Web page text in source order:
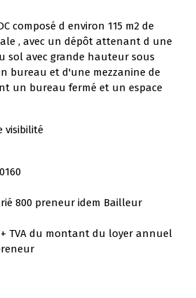
composé d environ 115 m2 de
, avec un dépôt attenant d une
sol avec grande hauteur sous
bureau et d'une mezzanine de
un bureau fermé et un espace
visibilité
800 preneur idem Bailleur
+ TVA du montant du loyer annuel